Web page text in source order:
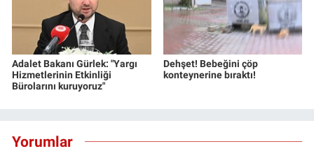
Adalet Bakanı Gürlek: "Yargı
Hizmetlerinin Etkinliği
Bürolarını kuruyoruz"
Dehşet! Bebeğini çöp
konteynerine bıraktı!
Yorumlar